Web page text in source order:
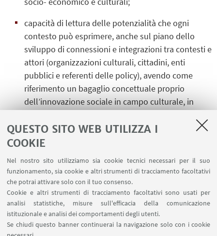
QUESTO SITO WEB UTILIZZA I
COOKIE
Nel nostro sito utilizziamo sia cookie tecnici necessari per il suo
funzionamento, sia cookie e altri strumenti di tracciamento facoltativi
che potrai attivare solo con il tuo consenso.
Cookie e altri strumenti di tracciamento facoltativi sono usati per
analisi statistiche, misure sull'efficacia della comunicazione
istituzionale e analisi dei comportamenti degli utenti.
Se chiudi questo banner continuerai la navigazione solo con i cookie
capacità di lettura delle potenzialità che ogni
contesto può esprimere, anche sul piano dello
sviluppo di connessioni e integrazioni tra contesti e
attori (organizzazioni culturali, cittadini, enti
pubblici e referenti delle policy), avendo come
riferimento un bagaglio concettuale proprio
dell’innovazione sociale in campo culturale, in
all’audience engagement;
conoscenze nel campo teorico e metodologico,
sapendo coniugare lo studio delle discipline
artistiche con i metodi e le tecniche della ricerca
azione per coadiuvare in percorsi di crescita
organizzativa le imprese culturali e creative, le
pubbliche amministrazioni e le associazioni di
terzo settore dedicate al tema, anche attraverso